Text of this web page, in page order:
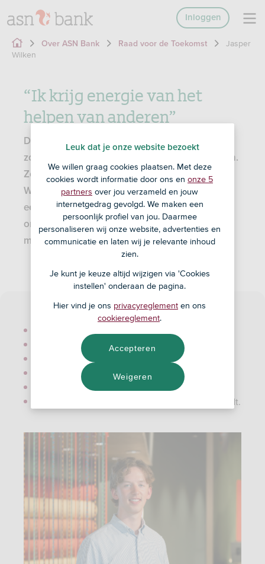
Inloggen
Over ASN Bank Raad voor de Toekomst
Jasper
Wilken
“Ik krijg energie van het
helpen van anderen”
De leden van de Raad voor de Toekomst zijn
zorgvuldig geselecteerd uit 250 aanmeldingen.
Ze zijn niet in dienst bij ASN Bank. Jasper
Wilken is een van de 10 leden die ASN Bank
een jaar lang adviseert. Hij praat mee over
onderwerpen die belangrijk zijn voor jonge
mensen.
Geboortejaar: 2001
Studie: Planologie
Woont in: Rotterdam
Luistert naar: Bubbels en Ecofosie
Wijze raad: Investeer tijd in wat je belangrijk vindt.
Leuk dat je onze website bezoekt
We willen graag cookies plaatsen. Met deze
cookies wordt informatie door ons en onze 5
partners over jou verzameld en jouw
internetgedrag gevolgd. We maken een
persoonlijk profiel van jou. Daarmee
personaliseren wij onze website, advertenties en
communicatie en laten wij je relevante inhoud
zien.
Je kunt je keuze altijd wijzigen via 'Cookies
instellen' onderaan de pagina.
Hier vind je ons privacyreglement en ons
cookiereglement.
Weigeren
Accepteren